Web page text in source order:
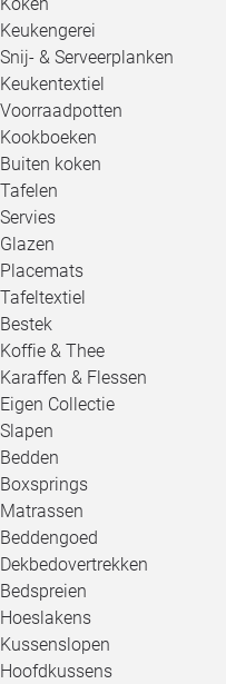
Keukengerei
Snij- & Serveerplanken
Keukentextiel
Voorraadpotten
Kookboeken
Buiten koken
Tafelen
Servies
Glazen
Placemats
Tafeltextiel
Bestek
Koffie & Thee
Karaffen & Flessen
Eigen Collectie
Slapen
Bedden
Boxsprings
Matrassen
Beddengoed
Dekbedovertrekken
Bedspreien
Hoeslakens
Kussenslopen
Hoofdkussens